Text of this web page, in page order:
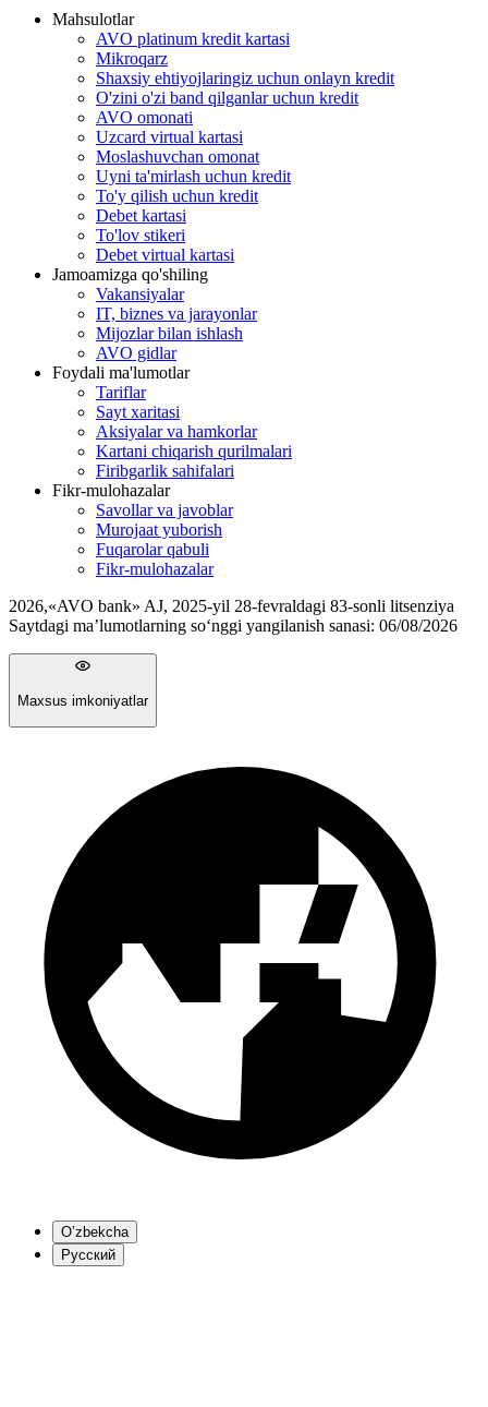
Mahsulotlar
AVO platinum kredit kartasi
Mikroqarz
Shaxsiy ehtiyojlaringiz uchun onlayn kredit
O'zini o'zi band qilganlar uchun kredit
AVO omonati
Uzcard virtual kartasi
Moslashuvchan omonat
Uyni ta'mirlash uchun kredit
To'y qilish uchun kredit
Debet kartasi
To'lov stikeri
Debet virtual kartasi
Jamoamizga qo'shiling
Vakansiyalar
IT, biznes va jarayonlar
Mijozlar bilan ishlash
AVO gidlar
Foydali ma'lumotlar
Tariflar
Sayt xaritasi
Aksiyalar va hamkorlar
Kartani chiqarish qurilmalari
Firibgarlik sahifalari
Fikr-mulohazalar
Savollar va javoblar
Murojaat yuborish
Fuqarolar qabuli
Fikr-mulohazalar
2026,«AVO bank» AJ, 2025-yil 28-fevraldagi 83-sonli litsenziya
Saytdagi ma’lumotlarning so‘nggi yangilanish sanasi: 06/08/2026
Maxsus imkoniyatlar
O’zbekcha
Русский